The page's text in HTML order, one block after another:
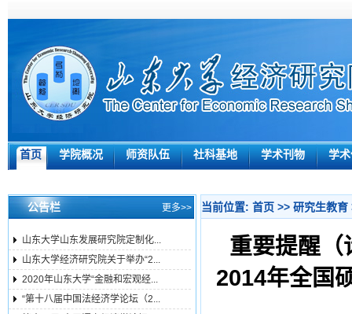
首页 学院概况 师资队伍 社科基地 学术刊物 学
公告栏 更多>>
山东大学山东发展研究院定制化...
山东大学经济研究院关于举办“2...
2020年山东大学“金融和宏观经...
“第十八届中国法经济学论坛（2...
当前位置: 首页 >> 研究生教育
重要提醒（
2014年全国